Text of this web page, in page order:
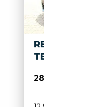
RENAULT
TECHNO
28 550€